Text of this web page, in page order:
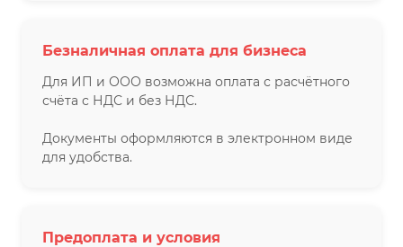
Безналичная оплата для бизнеса
Для ИП и ООО возможна оплата с расчётного
счёта с НДС и без НДС.
Документы оформляются в электронном виде
для удобства.
Предоплата и условия